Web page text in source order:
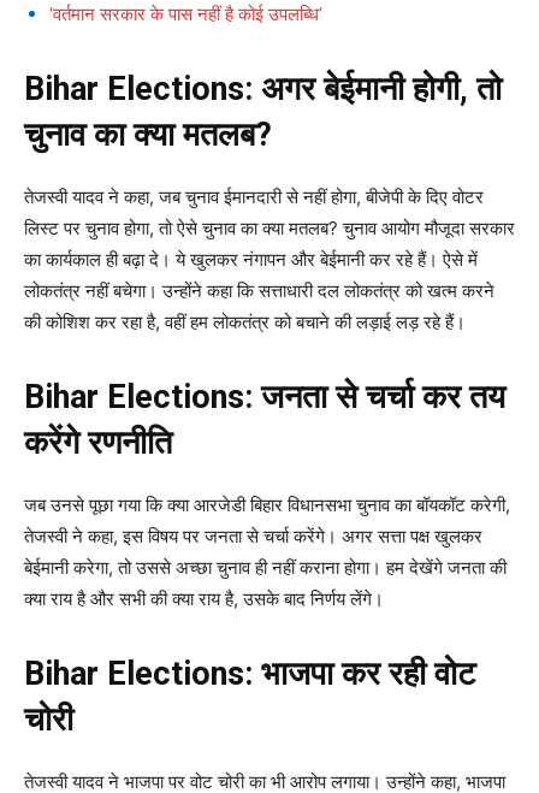
‘वर्तमान सरकार के पास नहीं है कोई उपलब्धि’
Bihar Elections: अगर बेईमानी होगी, तो
चुनाव का क्या मतलब?
तेजस्वी यादव ने कहा, जब चुनाव ईमानदारी से नहीं होगा, बीजेपी के दिए वोटर
लिस्ट पर चुनाव होगा, तो ऐसे चुनाव का क्या मतलब? चुनाव आयोग मौजूदा सरकार
का कार्यकाल ही बढ़ा दे। ये खुलकर नंगापन और बेईमानी कर रहे हैं। ऐसे में
लोकतंत्र नहीं बचेगा। उन्होंने कहा कि सत्ताधारी दल लोकतंत्र को खत्म करने
की कोशिश कर रहा है, वहीं हम लोकतंत्र को बचाने की लड़ाई लड़ रहे हैं।
Bihar Elections: जनता से चर्चा कर तय
करेंगे रणनीति
जब उनसे पूछा गया कि क्या आरजेडी बिहार विधानसभा चुनाव का बॉयकॉट करेगी,
तेजस्वी ने कहा, इस विषय पर जनता से चर्चा करेंगे। अगर सत्ता पक्ष खुलकर
बेईमानी करेगा, तो उससे अच्छा चुनाव ही नहीं कराना होगा। हम देखेंगे जनता की
क्या राय है और सभी की क्या राय है, उसके बाद निर्णय लेंगे।
Bihar Elections: भाजपा कर रही वोट
चोरी
तेजस्वी यादव ने भाजपा पर वोट चोरी का भी आरोप लगाया। उन्होंने कहा, भाजपा